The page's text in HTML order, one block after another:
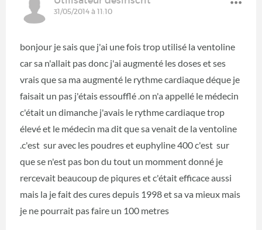
31/05/2014 à 11:10
bonjour je sais que j'ai une fois trop utilisé la ventoline
car sa n'allait pas donc j'ai augmenté les doses et ses
vrais que sa ma augmenté le rythme cardiaque déque je
faisait un pas j'étais essoufflé .on n'a appellé le médecin
c'était un dimanche j'avais le rythme cardiaque trop
élevé et le médecin ma dit que sa venait de la ventoline
.c'est sur avec les poudres et euphyline 400 c'est sur
que se n'est pas bon du tout un momment donné je
rercevait beaucoup de piqures et c'était efficace aussi
mais la je fait des cures depuis 1998 et sa va mieux mais
je ne pourrait pas faire un 100 metres